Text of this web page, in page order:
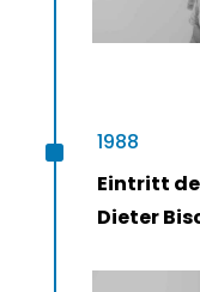
^
1988
Eintritt
Dieter